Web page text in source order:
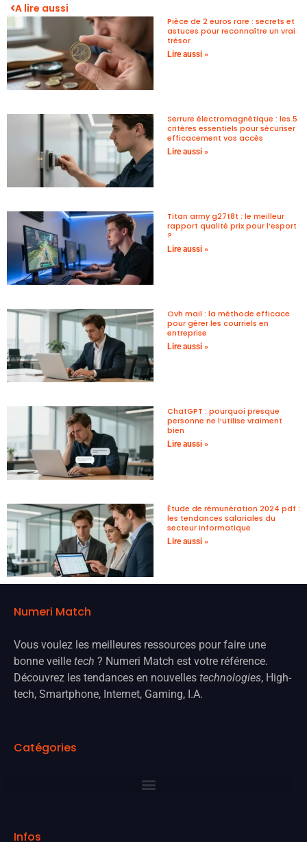
A lire aussi
Pièce de 2 euros rare : secrets et
astuces pour reconnaître un vrai
trésor
Lire aussi »
Serrure électromagnétique : les 5
critères essentiels pour sécuriser
efficacement vos accès
Lire aussi »
Titan army g27t8t : le meilleur
rapport qualité prix pour l’esport
?
Lire aussi »
Ovh mail : la méthode efficace
pour gérer les courriels en
entreprise
Lire aussi »
ChatGPT : pourquoi presque
personne ne l’utilise vraiment
bien
Lire aussi »
Étude de rémunération 2024 pdf :
les tendances salariales du
secteur informatique
Lire aussi »
Numeri Match
Vous voulez les meilleures ressources pour faire une
bonne veille tech ? Numeri Match est votre référence.
Découvrez les tendances en nouvelles technologies, High-
tech, Smartphone, Internet, Gaming, I.A.
Catégories
Infos